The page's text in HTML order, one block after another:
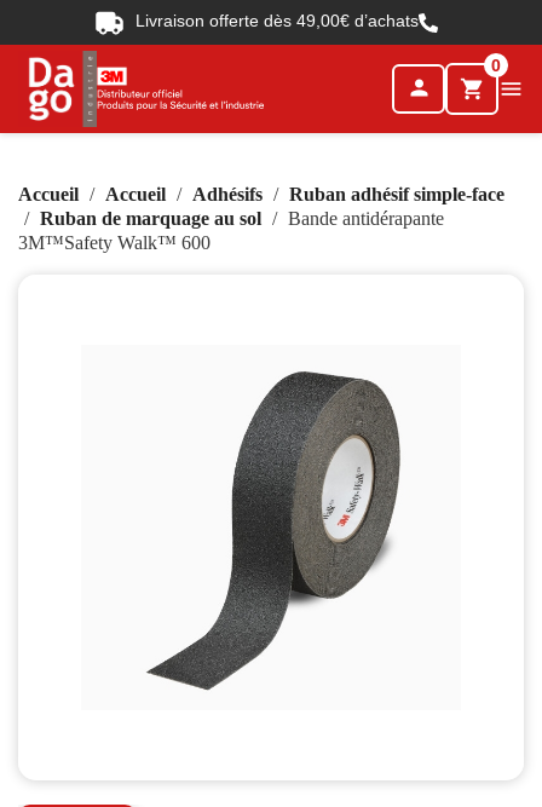
Livraison offerte dès 49,00€ d’achats
person shopping_cart
0

Accueil Accueil Adhésifs
Ruban adhésif simple-face
Ruban de marquage au sol
Bande antidérapante
3M™Safety Walk™ 600